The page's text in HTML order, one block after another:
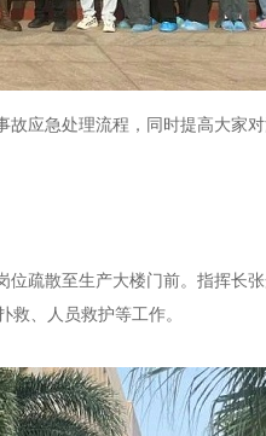
应急处理流程，同时提高大家
疏散至生产大楼门前。指挥长
、人员救护等工作。